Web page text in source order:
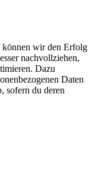
können wir den Erfolg
nachvollziehen,
Dazu
Daten
sofern du deren